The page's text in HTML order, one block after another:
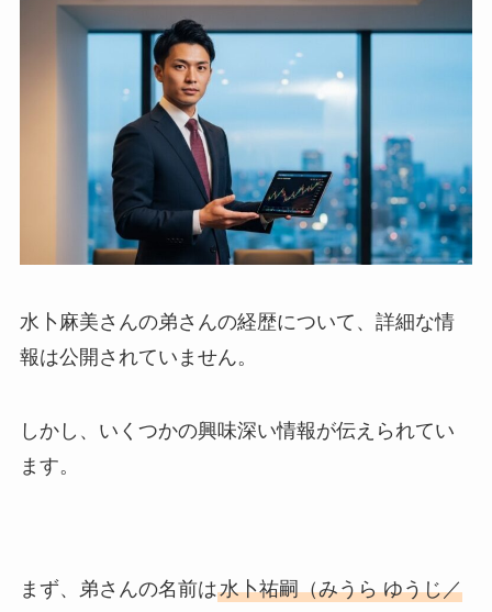
水卜麻美さんの弟さんの経歴について、詳細な情
報は公開されていません。
しかし、いくつかの興味深い情報が伝えられてい
ます。
まず、弟さんの名前は水卜祐嗣（みうら ゆうじ／